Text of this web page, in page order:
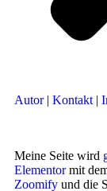
Autor| Kontakt |
Meine Seite wird
Elementormit
Zoomify und die